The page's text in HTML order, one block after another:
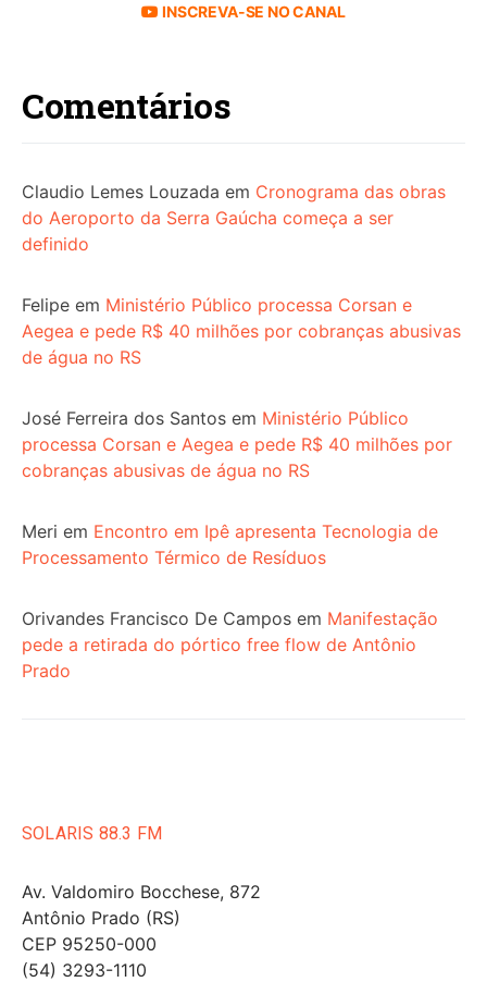
INSCREVA-SE NO CANAL
Comentários
Claudio Lemes Louzada em Cronograma das obras
do Aeroporto da Serra Gaúcha começa a ser
definido
Felipe em Ministério Público processa Corsan e
Aegea e pede R$ 40 milhões por cobranças abusivas
de água no RS
José Ferreira dos Santos em Ministério Público
processa Corsan e Aegea e pede R$ 40 milhões por
cobranças abusivas de água no RS
Meri em Encontro em Ipê apresenta Tecnologia de
Processamento Térmico de Resíduos
Orivandes Francisco De Campos em Manifestação
pede a retirada do pórtico free flow de Antônio
Prado
SOLARIS 88.3 FM
Av. Valdomiro Bocchese, 872
Antônio Prado (RS)
CEP 95250-000
(54) 3293-1110